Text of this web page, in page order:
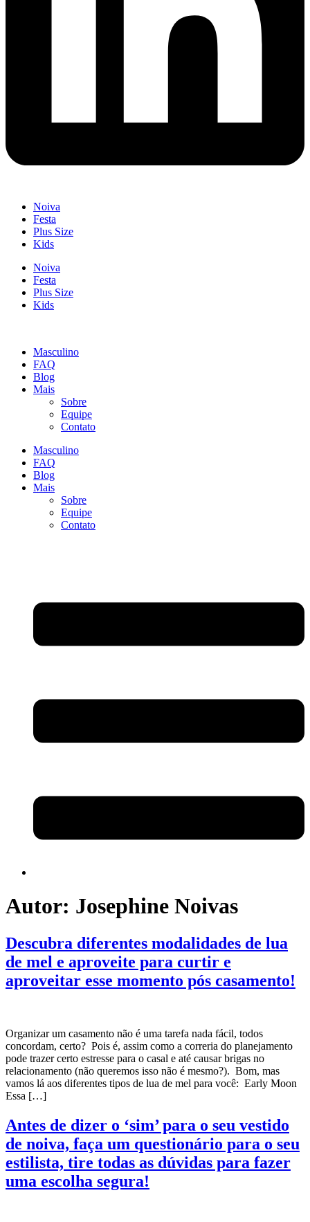
Noiva
Festa
Plus Size
Kids
Noiva
Festa
Plus Size
Kids
Masculino
FAQ
Blog
Mais
Sobre
Equipe
Contato
Masculino
FAQ
Blog
Mais
Sobre
Equipe
Contato
Autor: Josephine Noivas
Descubra diferentes modalidades de lua
de mel e aproveite para curtir e
aproveitar esse momento pós casamento!
Organizar um casamento não é uma tarefa nada fácil, todos
concordam, certo? Pois é, assim como a correria do planejamento
pode trazer certo estresse para o casal e até causar brigas no
relacionamento (não queremos isso não é mesmo?). Bom, mas
vamos lá aos diferentes tipos de lua de mel para você: Early Moon
Essa […]
Antes de dizer o ‘sim’ para o seu vestido
de noiva, faça um questionário para o seu
estilista, tire todas as dúvidas para fazer
uma escolha segura!